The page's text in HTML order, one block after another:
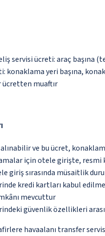
servisi ücreti: araç başına
konaklama yeri başına,
ücretten muaftır
ve bu ücret,
için otele girişte,
giriş sırasında müsaitlik
kredi kartları kabul
mevcuttur
güvenlik özellikleri
havaalanı transfer